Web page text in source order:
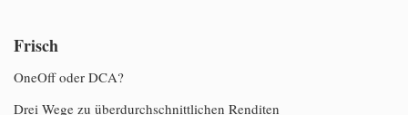
Frisch
OneOff oder DCA?
Drei Wege zu überdurchschnittlichen Renditen